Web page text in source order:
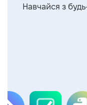
Навчайся з